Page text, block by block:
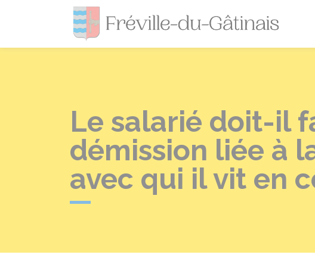
Le salarié doit-il
démission liée à
avec qui il vit en